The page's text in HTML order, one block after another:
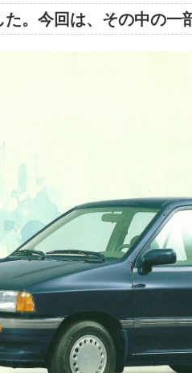
。今回は、その中の一